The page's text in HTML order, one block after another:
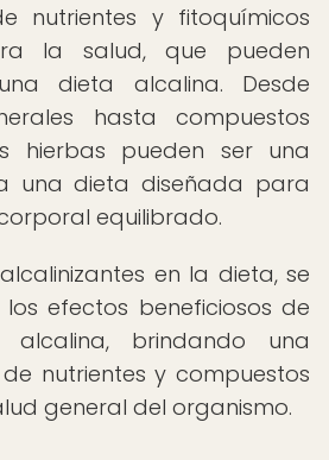
nutrientes y fitoquímicos
la salud, que pueden
dieta alcalina. Desde
hasta compuestos
hierbas pueden ser una
una dieta diseñada para
equilibrado.
en la dieta, se
efectos beneficiosos de
alcalina, brindando una
nutrientes y compuestos
general del organismo.